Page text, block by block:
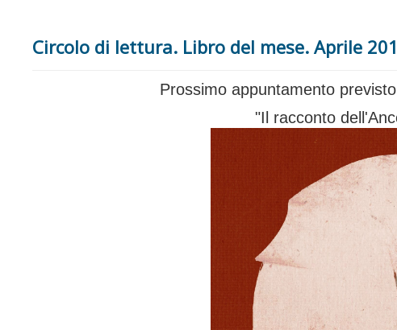
Circolo di lettura. Libro del mese. Aprile
Prossimo appuntamento
"Il racconto